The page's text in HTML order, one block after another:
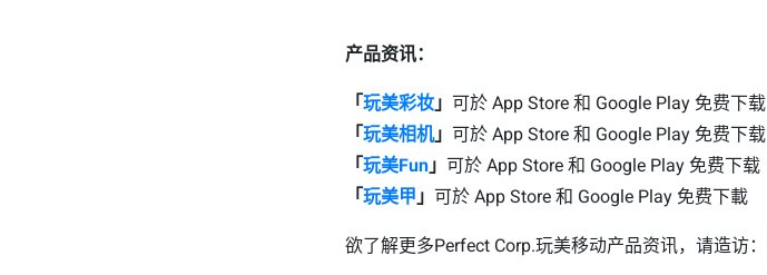
产品资讯：
「玩美彩妆 」可於 App Store 和 Google Play 免费下载
「玩美相机」可於 App Store 和 Google Play 免费下载
「玩美Fun 」可於 App Store 和 Google Play 免费下载
「玩美甲 」可於 App Store 和 Google Play 免费下載
欲了解更多Perfect Corp.玩美移动产品资讯，请造访：